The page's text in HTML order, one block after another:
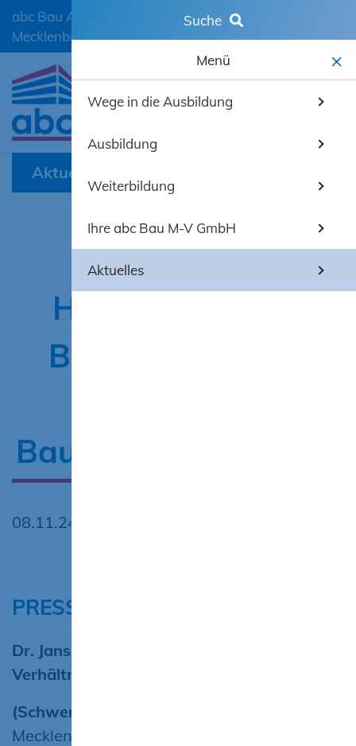
abc Bau Ausbildungscentrum der Bauwirtschaft
Mecklenburg-Vorpommern GmbH
mobiles
Aktuelles
Monatelange
Hängepartie der
Bundes­regierung
Bauwirtschaft in M-V
08.11.24
PRESSEINFORMATION
Dr. Jansen: „Schnellstmöglich klare
Verhältnisse durch Neuwahlen“
(Schwerin, 08.11.2024)
Mecklenburg-Vorpommern e. V. sieht
Suche
Menü
Wege in die Ausbildung
Ausbildung
Weiterbildung
Ihre abc Bau M-V GmbH
Aktuelles